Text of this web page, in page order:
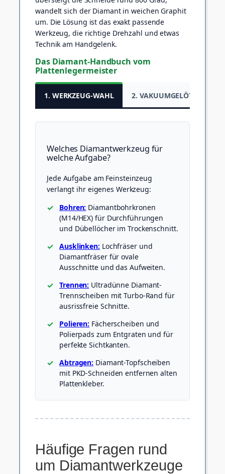
wandelt sich der Diamant in weichen Graphit
um. Die Lösung ist das exakt passende
Werkzeug, die richtige Drehzahl und etwas
Technik am Handgelenk.
Das Diamant-Handbuch vom
Plattenlegermeister
1. WERKZEUG-WAHL 2. VAKUUMGELÖTET
Welches Diamantwerkzeug für
welche Aufgabe?
Jede Aufgabe am Feinsteinzeug
verlangt ihr eigenes Werkzeug:
Bohren: Diamantbohrkronen
(M14/HEX) für Durchführungen
und Dübellöcher im Trockenschnitt.
Ausklinken: Lochfräser und
Diamantfräser für ovale
Ausschnitte und das Aufweiten.
Trennen: Ultradünne Diamant-
Trennscheiben mit Turbo-Rand für
ausrissfreie Schnitte.
Polieren: Fächerscheiben und
Polierpads zum Entgraten und für
perfekte Sichtkanten.
Abtragen: Diamant-Topfscheiben
mit PKD-Schneiden entfernen alten
Plattenkleber.
Häufige Fragen rund
um Diamantwerkzeuge